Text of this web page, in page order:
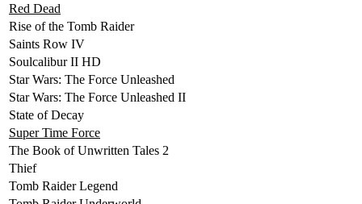
Red Dead
Rise of the Tomb Raider
Saints Row IV
Soulcalibur II HD
Star Wars: The Force Unleashed
Star Wars: The Force Unleashed II
State of Decay
Super Time Force
The Book of Unwritten Tales 2
Thief
Tomb Raider Legend